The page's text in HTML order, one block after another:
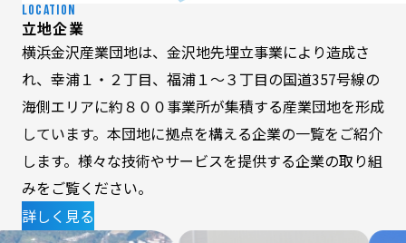
LOCATION
立地企業
横浜金沢産業団地は、金沢地先埋立事業により造成さ
れ、 幸浦１・２丁目、 福浦１～３丁目の国道357号線の
海側エリアに約８００事業所が集積する産業団地を形成
しています。 本団地に拠点を構える企業の一覧をご紹介
します。 様々な技術やサービスを提供する企業の取り組
みをご覧ください。
詳しく見る